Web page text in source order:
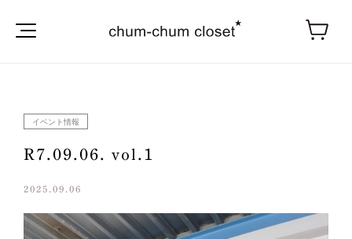
イベント情報
R7.09.06. vol.1
2025.09.06